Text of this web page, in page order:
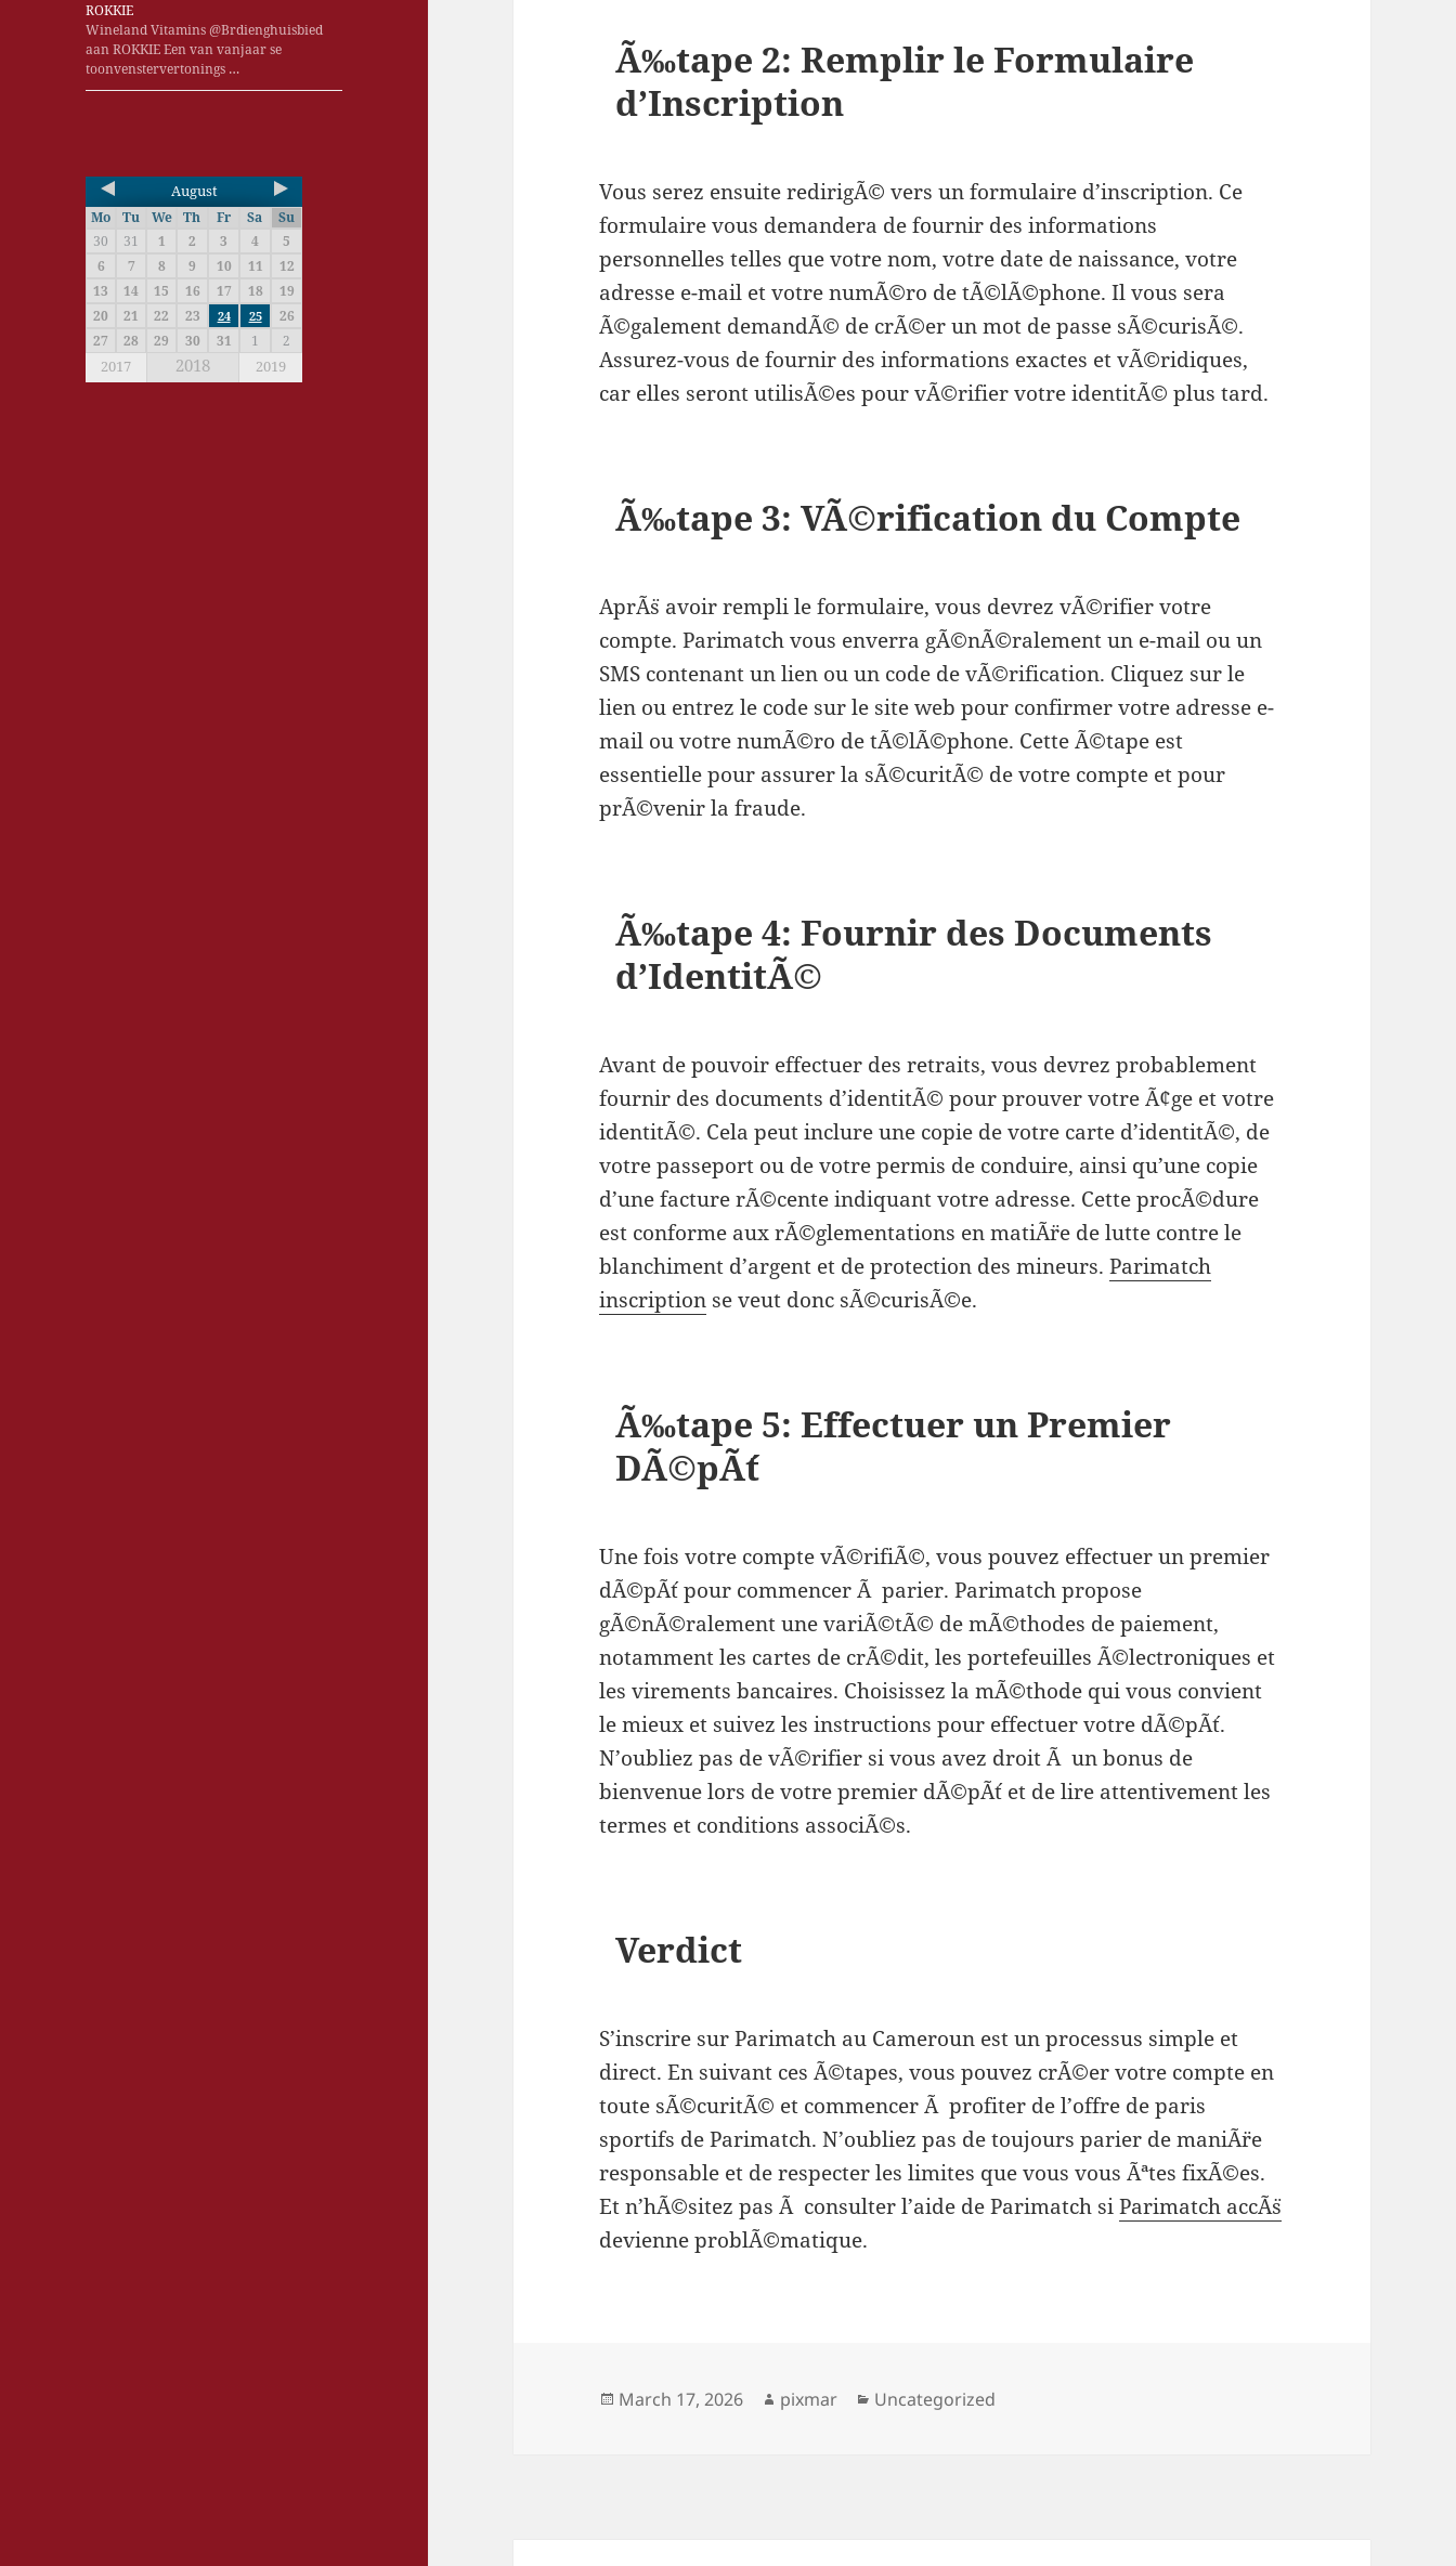
ROKKIE
Wineland Vitamins @Brdienghuisbied
aan ROKKIE Een van vanjaar se
toonvenstervertonings …
August
Mo Tu We Th Fr Sa
Su
30
31 1 2 3 4
5
6
7 8 9 10 11
12
13
14 15 16 17 18
19
20
21 22 23 24 25
26
27
28 29 30 31 1 2
2017 2018 2019
Ã‰tape 2: Remplir le Formulaire
d’Inscription
Vous serez ensuite redirigÃ© vers un formulaire d’inscription. Ce
formulaire vous demandera de fournir des informations
personnelles telles que votre nom, votre date de naissance, votre
adresse e-mail et votre numÃ©ro de tÃ©lÃ©phone. Il vous sera
Ã©galement demandÃ© de crÃ©er un mot de passe sÃ©curisÃ©.
Assurez-vous de fournir des informations exactes et vÃ©ridiques,
car elles seront utilisÃ©es pour vÃ©rifier votre identitÃ© plus tard.
Ã‰tape 3: VÃ©rification du Compte
AprÃ¨s avoir rempli le formulaire, vous devrez vÃ©rifier votre
compte. Parimatch vous enverra gÃ©nÃ©ralement un e-mail ou un
SMS contenant un lien ou un code de vÃ©rification. Cliquez sur le
lien ou entrez le code sur le site web pour confirmer votre adresse e-
mail ou votre numÃ©ro de tÃ©lÃ©phone. Cette Ã©tape est
essentielle pour assurer la sÃ©curitÃ© de votre compte et pour
prÃ©venir la fraude.
Ã‰tape 4: Fournir des Documents
d’IdentitÃ©
Avant de pouvoir effectuer des retraits, vous devrez probablement
fournir des documents d’identitÃ© pour prouver votre Ã¢ge et votre
identitÃ©. Cela peut inclure une copie de votre carte d’identitÃ©, de
votre passeport ou de votre permis de conduire, ainsi qu’une copie
d’une facture rÃ©cente indiquant votre adresse. Cette procÃ©dure
est conforme aux rÃ©glementations en matiÃ¨re de lutte contre le
blanchiment d’argent et de protection des mineurs.Parimatch
inscription se veut donc sÃ©curisÃ©e.
Ã‰tape 5: Effectuer un Premier
DÃ©pÃ´t
Une fois votre compte vÃ©rifiÃ©, vous pouvez effectuer un premier
dÃ©pÃ´t pour commencer Ã parier. Parimatch propose
gÃ©nÃ©ralement une variÃ©tÃ© de mÃ©thodes de paiement,
notamment les cartes de crÃ©dit, les portefeuilles Ã©lectroniques et
les virements bancaires. Choisissez la mÃ©thode qui vous convient
le mieux et suivez les instructions pour effectuer votre dÃ©pÃ´t.
N’oubliez pas de vÃ©rifier si vous avez droit Ã un bonus de
bienvenue lors de votre premier dÃ©pÃ´t et de lire attentivement les
termes et conditions associÃ©s.
Verdict
S’inscrire sur Parimatch au Cameroun est un processus simple et
direct. En suivant ces Ã©tapes, vous pouvez crÃ©er votre compte en
toute sÃ©curitÃ© et commencer Ã profiter de l’offre de paris
sportifs de Parimatch. N’oubliez pas de toujours parier de maniÃ¨re
responsable et de respecter les limites que vous vous Ãªtes fixÃ©es.
Et n’hÃ©sitez pas Ã consulter l’aide de Parimatch siParimatch accÃ¨s
devienne problÃ©matique.
March 17, 2026 pixmar Uncategorized